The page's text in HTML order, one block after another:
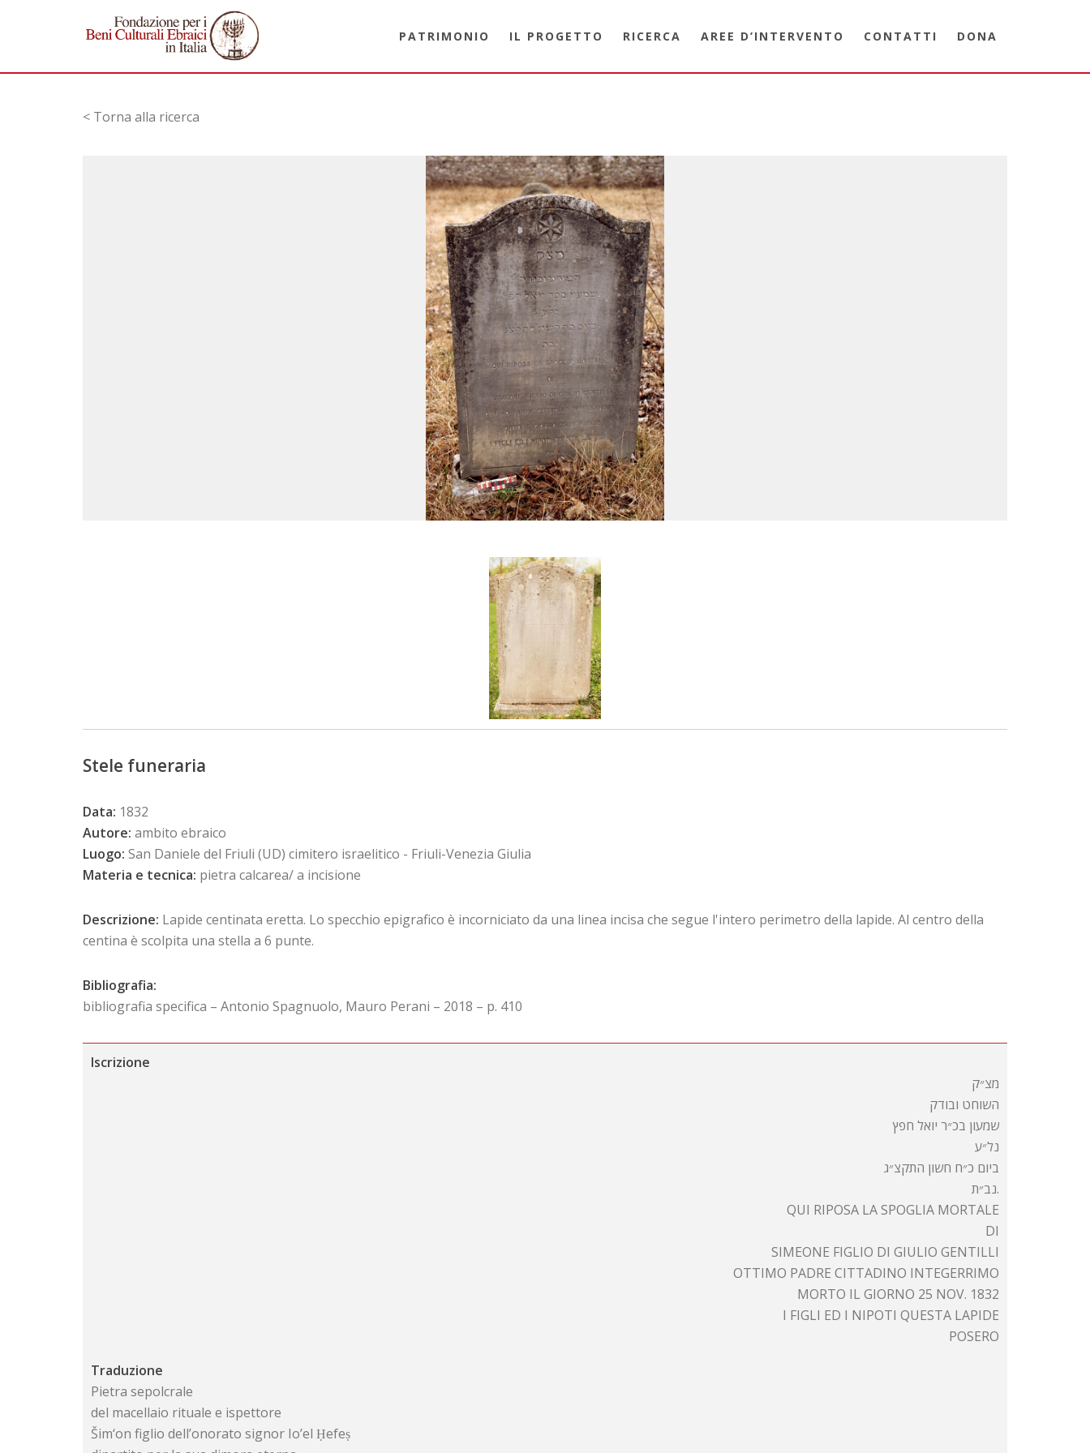
PATRIMONIO IL PROGETTO RICERCA AREE D’INTERVENTO CONTATTI DONA
< Torna alla ricerca
Stele funeraria
Data: 1832
Autore: ambito ebraico
Luogo: San Daniele del Friuli (UD) cimitero israelitico - Friuli-Venezia Giulia
Materia e tecnica: pietra calcarea/ a incisione
Descrizione: Lapide centinata eretta. Lo specchio epigrafico è incorniciato da una linea incisa che segue l'intero perimetro della lapide. Al centro della
centina è scolpita una stella a 6 punte.
Bibliografia:
bibliografia specifica – Antonio Spagnuolo, Mauro Perani – 2018 – p. 410
Iscrizione
מצ״ק
השוחט ובודק
שמעון בכ״ר יואל חפץ
נל״ע
ביום כ״ח חשון התקצ״ג
נב״ת.
QUI RIPOSA LA SPOGLIA MORTALE
DI
SIMEONE FIGLIO DI GIULIO GENTILLI
OTTIMO PADRE CITTADINO INTEGERRIMO
MORTO IL GIORNO 25 NOV. 1832
I FIGLI ED I NIPOTI QUESTA LAPIDE
POSERO
Traduzione
Pietra sepolcrale
del macellaio rituale e ispettore
Šim‘on figlio dell’onorato signor Io’el Ḥefeṣ